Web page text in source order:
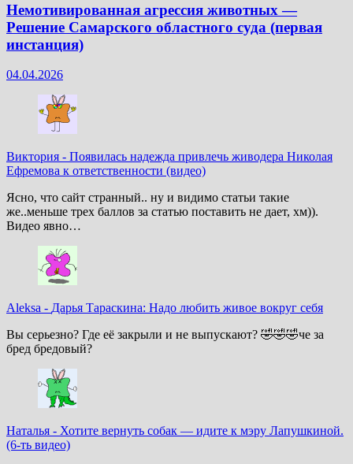
Немотивированная агрессия животных —
Решение Самарского областного суда (первая
инстанция)
04.04.2026
Виктория - Появилась надежда привлечь живодера Николая
Ефремова к ответственности (видео)
Ясно, что сайт странный.. ну и видимо статьи такие
же..меньше трех баллов за статью поставить не дает, хм)).
Видео явно…
Aleksa - Дарья Тараскина: Надо любить живое вокруг себя
Вы серьезно? Где её закрыли и не выпускают? 🤣🤣🤣че за
бред бредовый?
Наталья - Хотите вернуть собак — идите к мэру Лапушкиной.
(6-ть видео)